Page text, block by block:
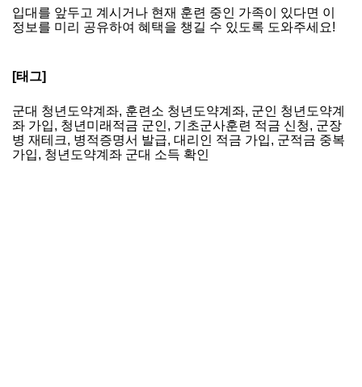
입대를 앞두고 계시거나 현재 훈련 중인 가족이 있다면 이
정보를 미리 공유하여 혜택을 챙길 수 있도록 도와주세요!
[태그]
군대 청년도약계좌, 훈련소 청년도약계좌, 군인 청년도약계
좌 가입, 청년미래적금 군인, 기초군사훈련 적금 신청, 군장
병 재테크, 병적증명서 발급, 대리인 적금 가입, 군적금 중복
가입, 청년도약계좌 군대 소득 확인